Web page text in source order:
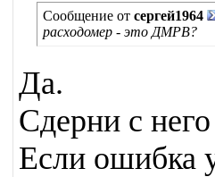
Сообщение от сергей1964
расходомер - это ДМРВ?
Да.
Сдерни с
Если ошибка